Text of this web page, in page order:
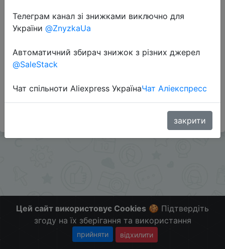
Перейти до магазину
#Banggood
Больше скидок в телеграммt.me/ChinaGoodBuy
Цей сайт використовує Cookies 🍪 Підтвердіть
згоду на їх зберігання та використання
прийняти відхилити
Телеграм канал зі знижками виключно для
України @ZnyzkaUa
Автоматичний збирач знижок з різних джерел
@SaleStack
Чат спільноти Aliexpress УкраїнаЧат Аліекспресс
закрити